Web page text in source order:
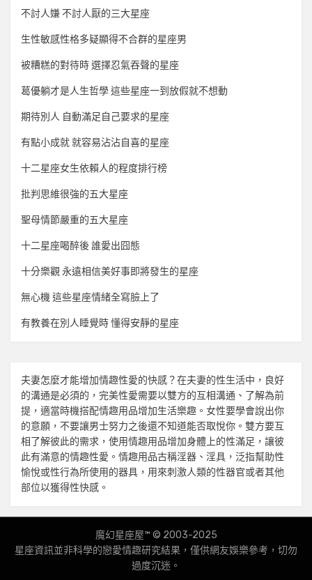
不討人嫌 不討人厭的三大星座
生性敏感性格多疑顯得不合群的星座男
被糟糕的對待時 選擇忍氣吞聲的星座
葛優躺才是人生哲學 這些星座一到放假就不想動
期待別人 自動滿足自己要求的星座
有點小成就 就容易沾沾自喜的星座
十二星座女生依賴人的程度排行榜
批判思維很強的五大星座
聖母情節嚴重的五大星座
十二星座喝醉後 誰愛出囧態
十分樂觀 永遠相信美好事即將發生的星座
無心機 這些星座情緒全寫臉上了
有教養在別人睡覺時 懂得安靜的星座
夫妻怎麼才能增加情趣性愛的快感？在夫妻的性生活中，良好
的溝通是必須的，完美性愛需要以雙方的互相溝通、了解為前
提，適當時機搭配情趣用品增加生活樂趣。女性要學會說出你
的意願，不要讓男士努力之後還不知道能否取悅你。雙方要互
相了解彼此的需求，使用情趣用品增加身體上的性滿足，讓彼
此有滿意的情趣性愛。 情趣用品古稱淫器、淫具，泛指幫助性
愉悅或性行為所使用的器具，用來刺激人類的性器官或者其他
部位以獲得性快感。
魔幻星座屋™ © 2003-2025
星座資訊並非科學的戀愛情趣研究結果，僅供網友娛樂參考，切勿
過度沉迷。